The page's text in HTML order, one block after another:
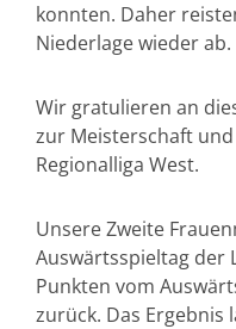
konnten. Daher
Niederlage wieder ab.
Wir gratulieren an
zur Meisterschaft
Regionalliga West.
Unsere Zweite
Auswärtsspieltag der
Punkten vom
zurück. Das Ergebnis